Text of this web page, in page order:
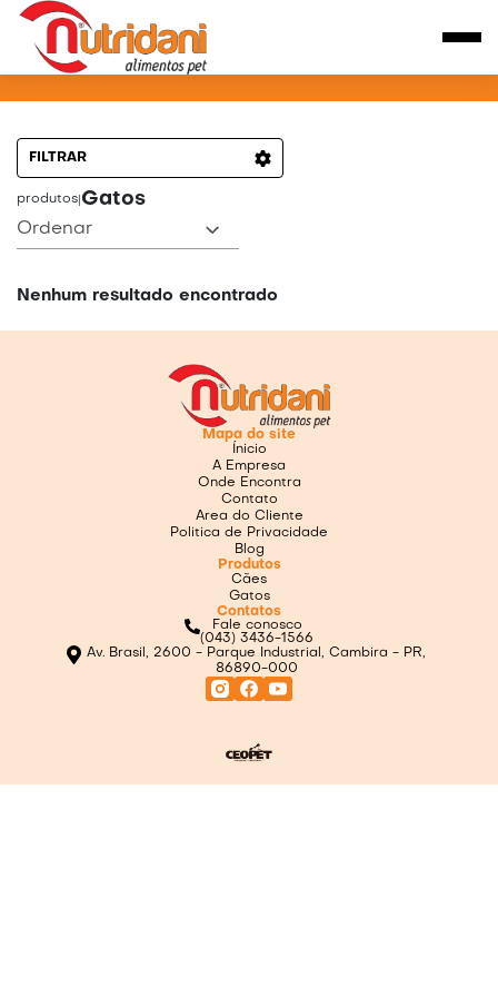
PRODUTOS PARA GATOS
FILTRAR
produtos Gatos
Ordenar
Nenhum resultado encontrado
Mapa do site
Ínicio
A Empresa
Onde Encontra
Contato
Area do Cliente
Politica de Privacidade
Blog
Produtos
Cães
Gatos
Contatos
Fale conosco
(043) 3436-1566
Av. Brasil, 2600 - Parque Industrial, Cambira - PR,
86890-000